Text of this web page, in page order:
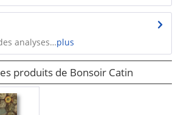
analyses…plus
produits de Bonsoir Catin